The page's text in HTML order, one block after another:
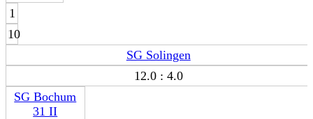
1
10
SG Solingen
12.0 : 4.0
SG Bochum
31 II